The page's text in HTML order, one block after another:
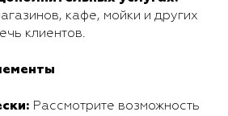
кафе, мойки и других
клиентов.
Рассмотрите возможность